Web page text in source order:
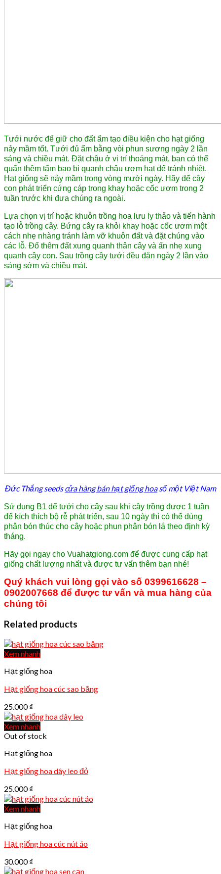
Tưới nước để giữ cho đất ẩm tạo điều kiện cho hạt giống
nảy mầm tốt. Tưới đủ ẩm bằng vòi phun sương ngày 2 lần
sáng và chiều mát. Đặt chậu ở vị trí thoáng mát, bạn có thể
quấn thêm tấm bao bì quanh chậu ươm hạt để tránh nhiệt.
Hạt giống sẽ nảy mầm trong vòng mười ngày. Hãy để cây
con phát triển cứng cáp trong khay hoặc cốc ươm trong 2
tuần trước khi đưa chúng ra ngoài.
Lựa chọn vị trí hoặc khuôn trồng hoa lưu ly thảo và tiến hành
tạo lỗ trồng cây. Bứng cây ra khỏi khay hoặc cốc ươm một
cách nhẹ nhàng tránh làm vỡ khuôn đất và đặt chúng vào
các lỗ. Đổ thêm đất xung quanh thân cây và ấn nhẹ xung
quanh cây con. Sau trồng cây tưới đều đặn ngày 2 lần vào
sáng sớm và chiều mát.
Đức Thắng seedscửa hàng bán hạt giống hoasố một Việt Nam
Sử dụng B1 dể tưới cho cây sau khi cây trồng được 1 tuần
để kích thích bộ rễ phát triển, sau 10 ngày thì có thể dùng
phân bón thúc cho cây hoặc phun phân bón lá theo định kỳ
tháng.
Hãy gọi ngay cho Vuahatgiong.com để được cung cấp hạt
giống chất lượng nhất và được tư vấn thêm bạn nhé!
Quý khách vui lòng gọi vào số 0399616628 –
0902007668 để được tư vấn và mua hàng của
chúng tôi
Related products
Xem nhanh
Hạt giống hoa
Hạt giống hoa cúc sao băng
25.000₫
Xem nhanh
Out of stock
Hạt giống hoa
Hạt giống hoa dây leo đỏ
25.000₫
Xem nhanh
Hạt giống hoa
Hạt giống hoa cúc nút áo
30.000₫